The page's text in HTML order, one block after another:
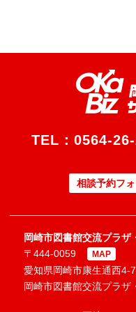
TEL： 0564-
相談予約フ
岡崎市図書館交流プラザ
〒444-0059
MAP
愛知県岡崎市康生通西4-
岡崎市図書館交流プラザ